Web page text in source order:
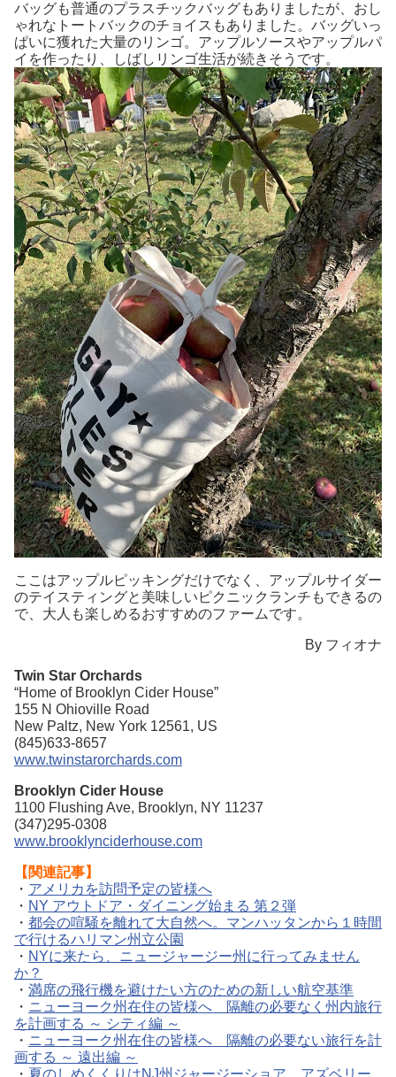
バッグも普通のプラスチックバッグもありましたが、おし
ゃれなトートバックのチョイスもありました。バッグいっ
ぱいに獲れた大量のリンゴ。アップルソースやアップルパ
イを作ったり、しばしリンゴ生活が続きそうです。
ここはアップルピッキングだけでなく、 アップルサイダー
のテイスティングと美味しいピクニックランチもできるの
で、大人も楽しめるおすすめのファームです。
By フィオナ
Twin Star Orchards
“Home of Brooklyn Cider House”
155 N Ohioville Road
New Paltz, New York 12561, US
(845)633-8657
www.twinstarorchards.com
Brooklyn Cider House
1100 Flushing Ave, Brooklyn, NY 11237
(347)295-0308
www.brooklynciderhouse.com
【関連記事】
・ アメリカを訪問予定の皆様へ
・ NY アウトドア・ダイニング始まる 第２弾
・ 都会の喧騒を離れて大自然へ。マンハッタンから１時間
で行けるハリマン州立公園
・ NYに来たら、ニュージャージー州に行ってみません
か？
・ 満席の飛行機を避けたい方のための新しい航空基準
・ ニューヨーク州在住の皆様へ 隔離の必要なく州内旅行
を計画する ～ シティ編 ～
・ ニューヨーク州在住の皆様へ 隔離の必要ない旅行を計
画する ～ 遠出編 ～